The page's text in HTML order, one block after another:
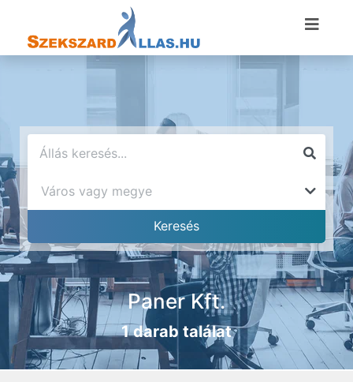
Paner Kft.
1 darab találat